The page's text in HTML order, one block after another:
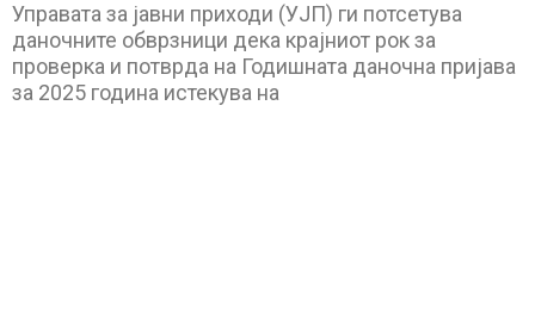
Управата за јавни приходи (УЈП) ги потсетува
даночните обврзници дека крајниот рок за
проверка и потврда на Годишната даночна пријава
за 2025 година истекува на